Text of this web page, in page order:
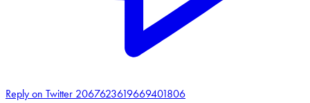
Reply on Twitter 2067623619669401806